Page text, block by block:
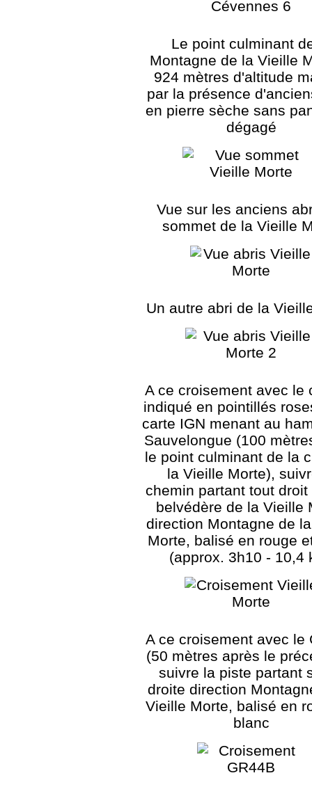
Le point culminant
Montagne de la Vieille
924 mètres d'altitude
par la présence
en pierre sèche sans
dégagé
Vue sur les anciens
sommet de la Vieille
Un autre abri de la
A ce croisement avec le
indiqué en pointillés
carte IGN menant au
Sauvelongue (100
le point culminant de la
la Vieille Morte),
chemin partant tout droit
belvédère de la Vieille
direction Montagne de
Morte, balisé en rouge
(approx. 3h10 - 10,4
A ce croisement avec le
(50 mètres après le
suivre la piste partant
droite direction
Vieille Morte, balisé en
blanc